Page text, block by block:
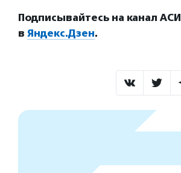
Подписывайтесь на канал АСИ
в Яндекс.Дзен.